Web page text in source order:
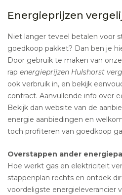
Energieprijzen
Niet langer teveel betalen voor
goedkoop pakket? Dan ben je
Door gebruik te maken van
rap energieprijzen Hulshorst
ook verbruik in, en bekijk
contract. Aanvullende info over
Bekijk dan website van de
energie aanbiedingen en
toch profiteren van goedkoop
Overstappen ander
Hoe werkt gas en elektriciteit
stappenplan rechts en ontdek
voordeligste energieleverancier